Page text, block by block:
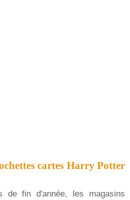
cartes Harry Potter
de fin d'année, les magasins